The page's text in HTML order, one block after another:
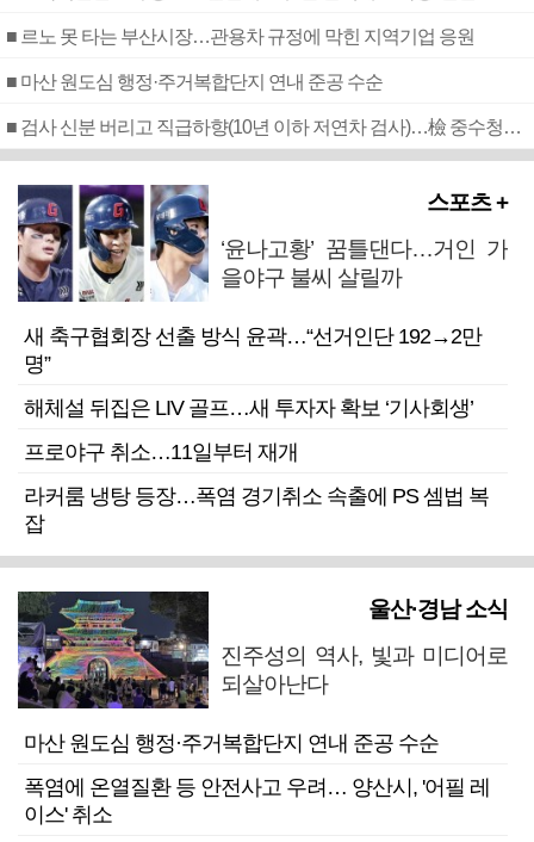
■ 르노 못 타는 부산시장…관용차 규정에 막힌 지역기업 응원
■ 마산 원도심 행정·주거복합단지 연내 준공 수순
■ 검사 신분 버리고 직급하향(10년 이하 저연차 검사)…檢 중수청행 기피
스포츠 +
‘윤나고황’ 꿈틀댄다…거인 가
을야구 불씨 살릴까
새 축구협회장 선출 방식 윤곽…“선거인단 192→2만
명”
해체설 뒤집은 LIV 골프…새 투자자 확보 ‘기사회생’
프로야구 취소…11일부터 재개
라커룸 냉탕 등장…폭염 경기취소 속출에 PS 셈법 복
잡
울산·경남 소식
진주성의 역사, 빛과 미디어로
되살아난다
마산 원도심 행정·주거복합단지 연내 준공 수순
폭염에 온열질환 등 안전사고 우려… 양산시, '어필 레
이스' 취소